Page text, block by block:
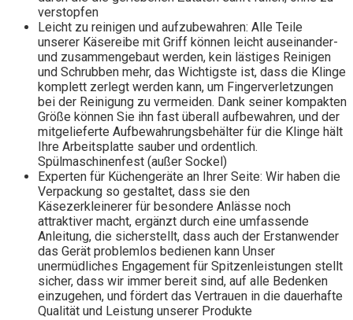
verstopfen
Leicht zu reinigen und aufzubewahren: Alle Teile
unserer Käsereibe mit Griff können leicht auseinander-
und zusammengebaut werden, kein lästiges Reinigen
und Schrubben mehr, das Wichtigste ist, dass die Klinge
komplett zerlegt werden kann, um Fingerverletzungen
bei der Reinigung zu vermeiden. Dank seiner kompakten
Größe können Sie ihn fast überall aufbewahren, und der
mitgelieferte Aufbewahrungsbehälter für die Klinge hält
Ihre Arbeitsplatte sauber und ordentlich.
Spülmaschinenfest (außer Sockel)
Experten für Küchengeräte an Ihrer Seite: Wir haben die
Verpackung so gestaltet, dass sie den
Käsezerkleinerer für besondere Anlässe noch
attraktiver macht, ergänzt durch eine umfassende
Anleitung, die sicherstellt, dass auch der Erstanwender
das Gerät problemlos bedienen kann Unser
unermüdliches Engagement für Spitzenleistungen stellt
sicher, dass wir immer bereit sind, auf alle Bedenken
einzugehen, und fördert das Vertrauen in die dauerhafte
Qualität und Leistung unserer Produkte